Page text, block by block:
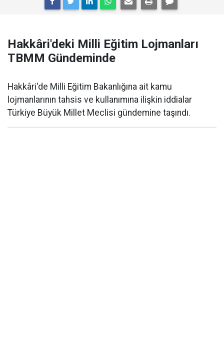
Hakkâri'deki Milli Eğitim Lojmanları
TBMM Gündeminde
Hakkâri'de Milli Eğitim Bakanlığına ait kamu
lojmanlarının tahsis ve kullanımına ilişkin iddialar
Türkiye Büyük Millet Meclisi gündemine taşındı.